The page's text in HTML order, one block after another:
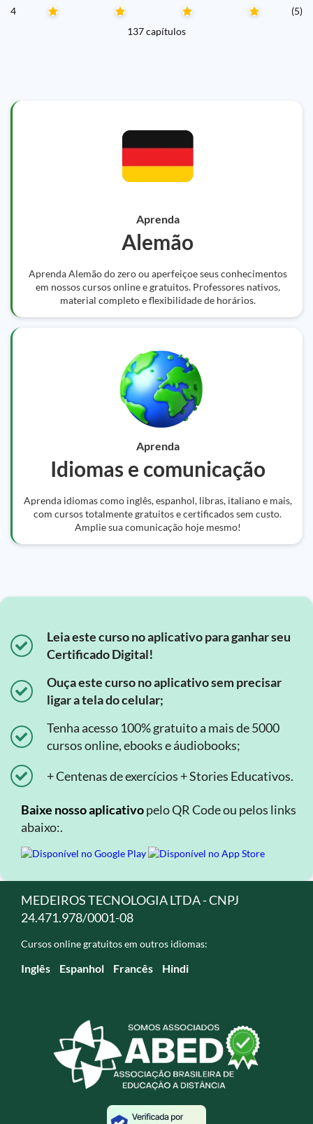
4
(5)
137 capítulos
Aprenda
Alemão
Aprenda Alemão do zero ou aperfeiçoe seus conhecimentos
em nossos cursos online e gratuitos. Professores nativos,
material completo e flexibilidade de horários.
Aprenda
Idiomas e comunicação
Aprenda idiomas como inglês, espanhol, libras, italiano e mais,
com cursos totalmente gratuitos e certificados sem custo.
Amplie sua comunicação hoje mesmo!
Leia este curso no aplicativo para ganhar seu
Certificado Digital!
Ouça este curso no aplicativo sem precisar
ligar a tela do celular;
Tenha acesso 100% gratuito a mais de 5000
cursos online, ebooks e áudiobooks;
+ Centenas de exercícios + Stories Educativos.
Baixe nosso aplicativopelo QR Code ou pelos links
abaixo:.
MEDEIROS TECNOLOGIA LTDA - CNPJ
24.471.978/0001-08
Cursos online gratuitos em outros idiomas:
Inglês Espanhol Francês Hindi